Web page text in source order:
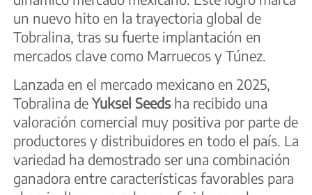
un nuevo hito en la trayectoria global de
Tobralina, tras su fuerte implantación en
mercados clave como Marruecos y Túnez.
Lanzada en el mercado mexicano en 2025,
Tobralina deYuksel Seedsha recibido una
valoración comercial muy positiva por parte de
productores y distribuidores en todo el país. La
variedad ha demostrado ser una combinación
ganadora entre características favorables para